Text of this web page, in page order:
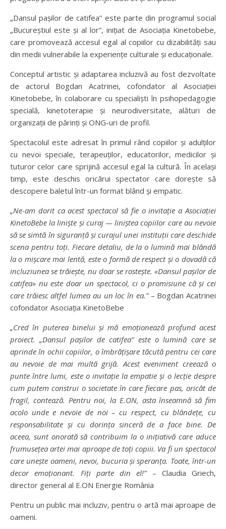
„Dansul pașilor de catifea” este parte din programul social
„Bucureștiul este și al lor”, inițiat de Asociația Kinetobebe,
care promovează accesul egal al copiilor cu dizabilități sau
din medii vulnerabile la experiențe culturale și educaționale.
Conceptul artistic și adaptarea incluzivă au fost dezvoltate
de actorul Bogdan Acatrinei, cofondator al Asociației
Kinetobebe, în colaborare cu specialiști în psihopedagogie
specială, kinetoterapie și neurodiversitate, alături de
organizații de părinți și ONG-uri de profil.
Spectacolul este adresat în primul rând copiilor și adulților
cu nevoi speciale, terapeuților, educatorilor, medicilor și
tuturor celor care sprijină accesul egal la cultură. În același
timp, este deschis oricărui spectator care dorește să
descopere baletul într-un format blând și empatic.
„Ne-am dorit ca acest spectacol să fie o invitație a Asociației
KinetoBebe la liniște și curaj — liniștea copiilor care au nevoie
să se simtă în siguranță și curajul unei instituții care deschide
scena pentru toți. Fiecare detaliu, de la o lumină mai blândă
la o mișcare mai lentă, este o formă de respect și o dovadă că
incluziunea se trăiește, nu doar se rostește. «Dansul pașilor de
catifea» nu este doar un spectacol, ci o promisiune că și cei
care trăiesc altfel lumea au un loc în ea.”– Bogdan Acatrinei
cofondator Asociația KinetoBebe
„Cred în puterea binelui și mă emoționează profund acest
proiect. „Dansul pașilor de catifea” este o lumină care se
aprinde în ochii copiilor, o îmbrățișare tăcută pentru cei care
au nevoie de mai multă grijă. Acest eveniment creează o
punte între lumi, este o invitație la empatie și o lecție despre
cum putem construi o societate în care fiecare pas, oricât de
fragil, contează. Pentru noi, la E.ON, asta înseamnă să fim
acolo unde e nevoie de noi – cu respect, cu blândețe, cu
responsabilitate și cu dorința sinceră de a face bine. De
aceea, sunt onorată să contribuim la o inițiativă care aduce
frumusețea artei mai aproape de toți copiii. Va fi un spectacol
care unește oameni, nevoi, bucuria și speranța. Toate, într-un
decor emoționant. Fiți parte din el!”– Claudia Griech,
director general al E.ON Energie România
Pentru un public mai incluziv, pentru o artă mai aproape de
oameni.